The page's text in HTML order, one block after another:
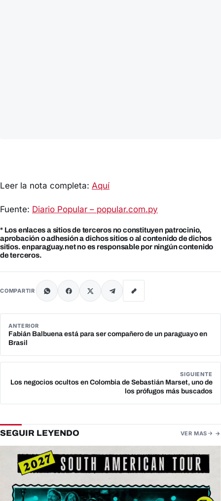
Leer la nota completa: Aquí
Fuente: Diario Popular – popular.com.py
* Los enlaces a sitios de terceros no constituyen patrocinio,
aprobación o adhesión a dichos sitios o al contenido de dichos
sitios. enparaguay.net no es responsable por ningún contenido
de terceros.
COMPARTIR
ANTERIOR
Fabián Balbuena está para ser compañero de un paraguayo en
Brasil
SIGUIENTE
Los negocios ocultos en Colombia de Sebastián Marset, uno de
los prófugos más buscados
SEGUIR LEYENDO VER MAS